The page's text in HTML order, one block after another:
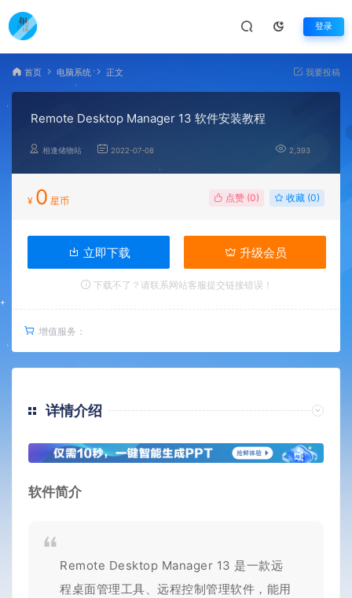
登录
首页 电脑系统 正文 我要投稿
Remote Desktop Manager 13 软件安装教程
相逢储物站 2022-07-08 2,393
¥ 0 星币 点赞 (0) 收藏 (0)
立即下载 升级会员
下载不了？请联系网站客服提交链接错误！
增值服务：
详情介绍
软件简介
Remote Desktop Manager 13 是一款远
程桌面管理工具、远程控制管理软件，能用